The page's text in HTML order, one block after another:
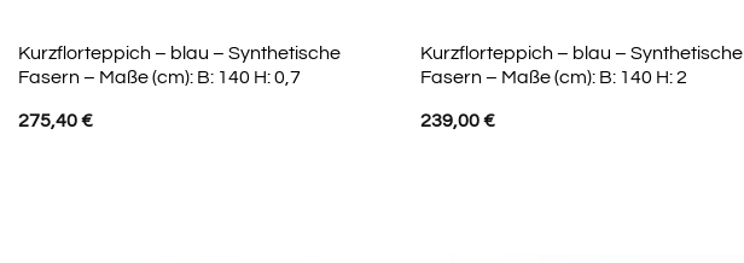
Kurzflorteppich – blau – Synthetische
Fasern – Maße (cm): B: 140 H: 0,7
275,40€
Kurzflorteppich – blau – Synthetische
Fasern – Maße (cm): B: 140 H: 2
239,00€